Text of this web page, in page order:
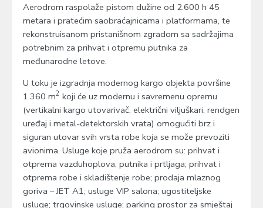
Aerodrom raspolaže pistom dužine od 2.600 h 45
metara i pratećim saobraćajnicama i platformama, te
rekonstruisanom pristanišnom zgradom sa sadržajima
potrebnim za prihvat i otpremu putnika za
međunarodne letove.
U toku je izgradnja modernog kargo objekta površine
1.360 m2 koji će uz modernu i savremenu opremu
(vertikalni kargo utovarivač, električni viljuškari, rendgen
uređaj i metal-detektorskih vrata) omogućiti brz i
siguran utovar svih vrsta robe koja se može prevoziti
avionima. Usluge koje pruža aerodrom su: prihvat i
otprema vazduhoplova, putnika i prtljaga; prihvat i
otprema robe i skladištenje robe; prodaja mlaznog
goriva – JET A1; usluge VIP salona; ugostiteljske
usluge; trgovinske usluge; parking prostor za smještaj